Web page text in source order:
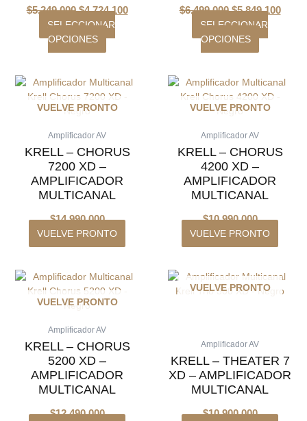
$5.249.000 $4.724.100
SELECCIONAR
OPCIONES
la
producto
$6.499.000 $5.849.100
SELECCIONAR
OPCIONES
la
producto
VUELVE PRONTO
Amplificador AV
KRELL – CHORUS
7200 XD –
AMPLIFICADOR
MULTICANAL
$14.990.000
VUELVE PRONTO
VUELVE PRONTO
Amplificador AV
KRELL – CHORUS
4200 XD –
AMPLIFICADOR
MULTICANAL
$10.990.000
VUELVE PRONTO
VUELVE PRONTO
Amplificador AV
KRELL – CHORUS
5200 XD –
AMPLIFICADOR
MULTICANAL
$12.490.000
VUELVE PRONTO
Amplificador AV
KRELL – THEATER 7
XD – AMPLIFICADOR
MULTICANAL
$10.900.000